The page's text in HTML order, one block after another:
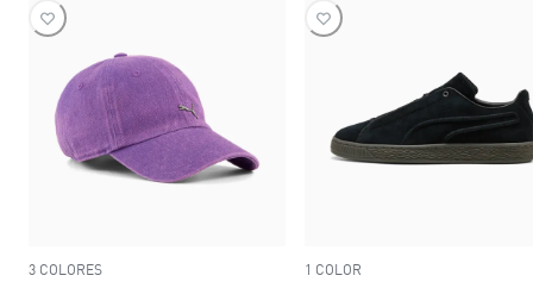
3 COLORES 1 COLOR